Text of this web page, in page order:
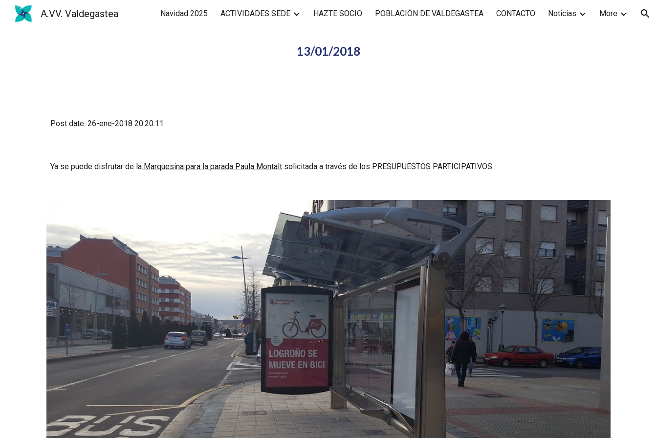
Skip to main content Skip to navigation
A.VV. Valdegastea Navidad 2025 ACTIVIDADES SEDE HAZTE SOCIO POBLACIÓN DE VALDEGASTEA CONTACTO Noticias More
13/01/2018
Post date: 26-ene-2018 20:20:11
Ya se puede disfrutar de la Marquesina para la parada Paula Montalt solicitada a través de los PRESUPUESTOS PARTICIPATIVOS.